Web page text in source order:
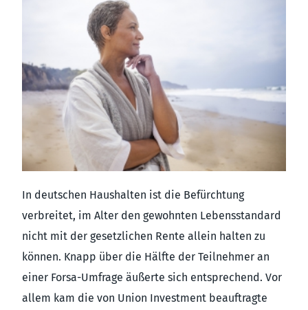
In deutschen Haushalten ist die Befürchtung
verbreitet, im Alter den gewohnten Lebensstandard
nicht mit der gesetzlichen Rente allein halten zu
können. Knapp über die Hälfte der Teilnehmer an
einer Forsa-Umfrage äußerte sich entsprechend. Vor
allem kam die von Union Investment beauftragte